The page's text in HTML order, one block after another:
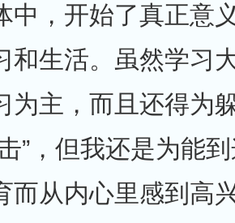
中，开始了真正意
和生活。虽然学习
为主，而且还得为
”，但我还是为能
而从内心里感到高